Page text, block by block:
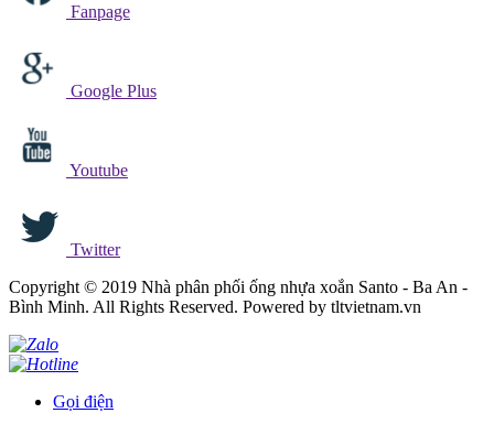
Fanpage
Google Plus
Youtube
Twitter
Copyright © 2019 Nhà phân phối ống nhựa xoắn Santo - Ba An -
Bình Minh. All Rights Reserved. Powered by tltvietnam.vn
Gọi điện